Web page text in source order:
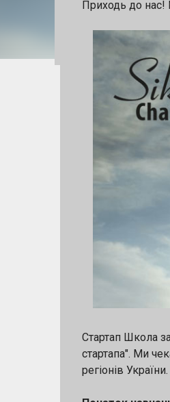
англійською
UK та Європи
для
підтримку
Кінцевий
https://
Приходь до
Стартап Школа
стартапа". Ми
регіонів України.